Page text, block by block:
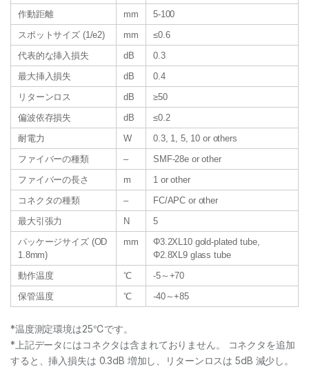
作動距離
mm
5-100
スポットサイズ (1/e2)
mm
≤0.6
代表的な挿入損失
dB
0.3
最大挿入損失
dB
0.4
リターンロス
dB
≥50
偏波依存損失
dB
≤0.2
耐電力
W
0.3, 1, 5, 10 or others
ファイバーの種類
–
SMF-28e or other
ファイバーの長さ
m
1 or other
コネクタの種類
–
FC/APC or other
最大引張力
N
5
パッケージサイズ (OD
1.8mm)
mm
Φ3.2XL10 gold-plated tube,
Φ2.8XL9 glass tube
動作温度
℃
-5～+70
保管温度
℃ -40～+85
*温度測定環境は25℃です。
*上記データにはコネクタは含まれておりません。 コネクタを追加
すると、挿入損失は 0.3dB 増加し、リターンロスは 5dB 減少し。